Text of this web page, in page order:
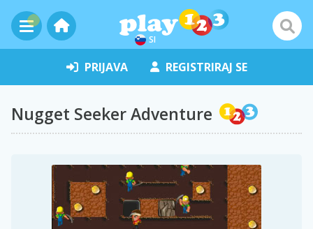
SI
PRIJAVA REGISTRIRAJ SE
Nugget Seeker Adventure